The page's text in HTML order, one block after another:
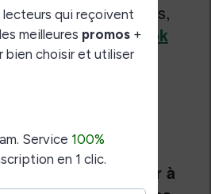
recevoir des emails,
la page Facebook
utiliser les différents
qui sont
(x.com, Threads,
pour ne pas avoir à